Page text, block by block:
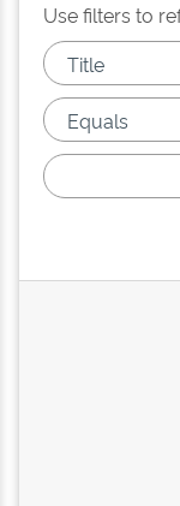
Use filters to